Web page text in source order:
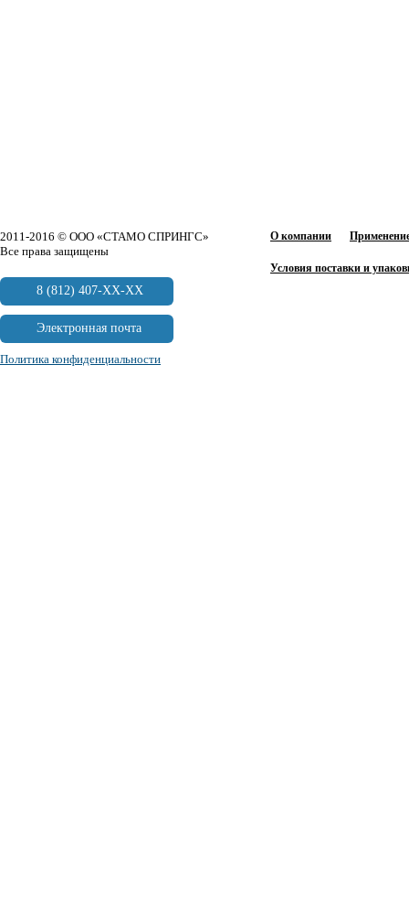
О компании
Условия поставки и
2011-2016 © ООО «СТАМО СПРИНГС»
Все права защищены
8 (812) 407-XX-XX
Электронная почта
Политика конфиденциальности